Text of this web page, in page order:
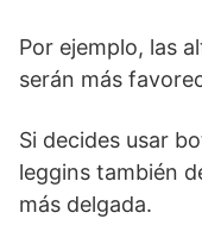
Por ejemplo, las
serán más
Si decides usar
leggins también
más delgada.